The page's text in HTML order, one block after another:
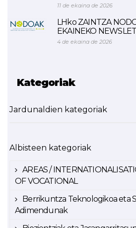
11 de ekaina de 2026
LHko ZAINTZA
EKAINEKO
4 de ekaina de 2026
Kategoriak
Jardunaldien kategoriak
Albisteen kategoriak
AREAS /
OF VOCATIONAL
Berrikuntza Teknologikoa eta
Adimendunak